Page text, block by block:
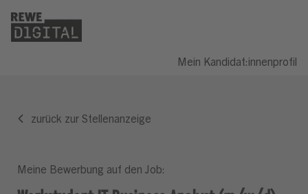
Mein Kandidat:innenprofil